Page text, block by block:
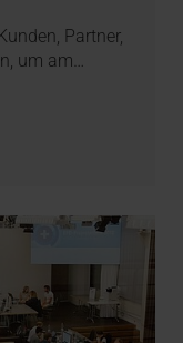
Partner,
um am…